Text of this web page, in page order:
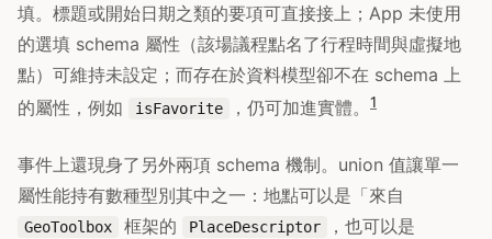
填。標題或開始日期之類的要項可直接接上；App 未使用
的選填 schema 屬性（該場議程點名了行程時間與虛擬地
點）可維持未設定；而存在於資料模型卻不在 schema 上
的屬性，例如
isFavorite ，仍可加進實體。 1
事件上還現身了另外兩項 schema 機制。union 值讓單一
屬性能持有數種型別其中之一：地點可以是「來自
GeoToolbox 框架的 PlaceDescriptor
，也可以是